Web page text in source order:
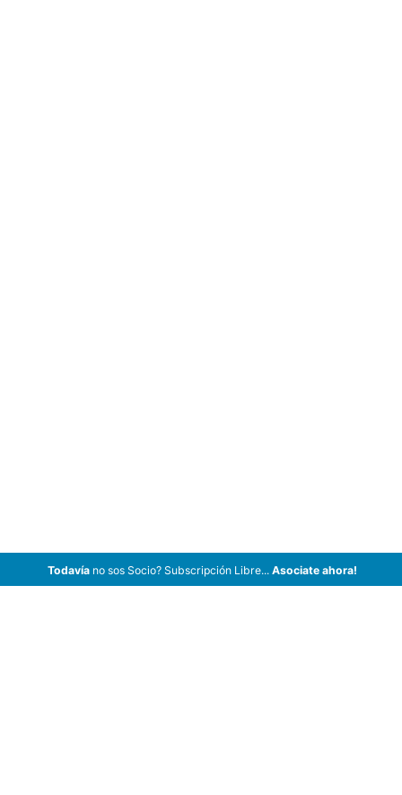
Todavíano sos Socio? Subscripción Libre... Asociate ahora!